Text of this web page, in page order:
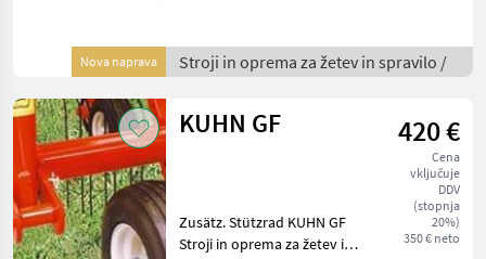
Nova naprava Stroji in oprema za žetev in spravilo /
KUHN GF 420 €
Cena
vključuje
DDV
(stopnja
20%)
350 € neto
Zusätz. Stützrad KUHN GF
Stroji in oprema za žetev in